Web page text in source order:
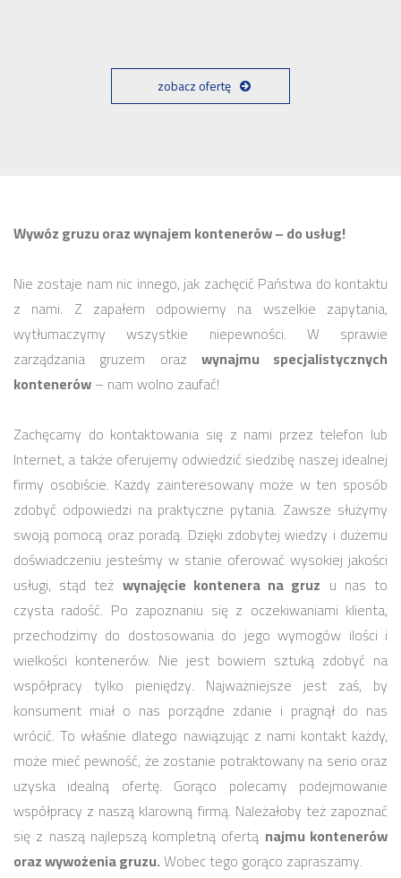
zobacz ofertę
Wywóz gruzu oraz wynajem kontenerów – do usług!
Nie zostaje nam nic innego, jak zachęcić Państwa do kontaktu
z nami. Z zapałem odpowiemy na wszelkie zapytania,
wytłumaczymy wszystkie niepewności. W sprawie
zarządzania gruzem oraz wynajmu specjalistycznych
kontenerów– nam wolno zaufać!
Zachęcamy do kontaktowania się z nami przez telefon lub
Internet, a także oferujemy odwiedzić siedzibę naszej idealnej
firmy osobiście. Każdy zainteresowany może w ten sposób
zdobyć odpowiedzi na praktyczne pytania. Zawsze służymy
swoją pomocą oraz poradą. Dzięki zdobytej wiedzy i dużemu
doświadczeniu jesteśmy w stanie oferować wysokiej jakości
usługi, stąd też wynajęcie kontenera na gruz u nas to
czysta radość. Po zapoznaniu się z oczekiwaniami klienta,
przechodzimy do dostosowania do jego wymogów ilości i
wielkości kontenerów. Nie jest bowiem sztuką zdobyć na
współpracy tylko pieniędzy. Najważniejsze jest zaś, by
konsument miał o nas porządne zdanie i pragnął do nas
wrócić. To właśnie dlatego nawiązując z nami kontakt każdy,
może mieć pewność, że zostanie potraktowany na serio oraz
uzyska idealną ofertę. Gorąco polecamy podejmowanie
współpracy z naszą klarowną firmą. Należałoby też zapoznać
się z naszą najlepszą kompletną ofertą najmu kontenerów
oraz wywożenia gruzu.Wobec tego gorąco zapraszamy.